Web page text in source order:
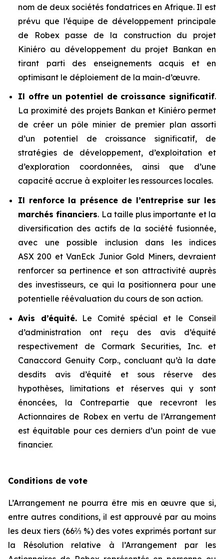
nom de deux sociétés fondatrices en Afrique. Il est
prévu que l’équipe de développement principale
de Robex passe de la construction du projet
Kiniéro au développement du projet Bankan en
tirant parti des enseignements acquis et en
optimisant le déploiement de la main-d’œuvre.
Il offre un potentiel de croissance significatif.
La proximité des projets Bankan et Kiniéro permet
de créer un pôle minier de premier plan assorti
d’un potentiel de croissance significatif, de
stratégies de développement, d’exploitation et
d’exploration coordonnées, ainsi que d’une
capacité accrue à exploiter les ressources locales.
Il renforce la présence de l’entreprise sur les
marchés financiers. La taille plus importante et la
diversification des actifs de la société fusionnée,
avec une possible inclusion dans les indices
ASX 200 et VanEck Junior Gold Miners, devraient
renforcer sa pertinence et son attractivité auprès
des investisseurs, ce qui la positionnera pour une
potentielle réévaluation du cours de son action.
Avis d’équité.Le Comité spécial et le Conseil
d’administration ont reçu des avis d’équité
respectivement de Cormark Securities, Inc. et
Canaccord Genuity Corp., concluant qu’à la date
desdits avis d’équité et sous réserve des
hypothèses, limitations et réserves qui y sont
énoncées, la Contrepartie que recevront les
Actionnaires de Robex en vertu de l’Arrangement
est équitable pour ces derniers d’un point de vue
financier.
Conditions de vote
L’Arrangement ne pourra être mis en œuvre que si,
entre autres conditions, il est approuvé par au moins
les deux tiers (66⅔ %) des votes exprimés portant sur
la Résolution relative à l’Arrangement par les